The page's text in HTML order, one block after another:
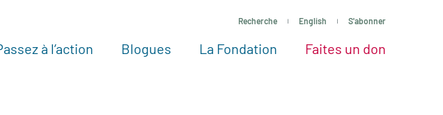
Recherche English S'abonner
Voir tous les projets
Nos Experts
à l’action Passez à l’action
Blogues La FondationLa Fondation
Faites un don
Autres façons de faire un don